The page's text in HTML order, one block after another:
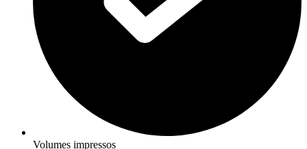
Volumes impressos